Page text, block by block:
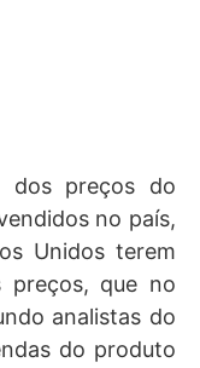
dos preços do
no país,
Unidos terem
preços, que no
analistas do
do produto